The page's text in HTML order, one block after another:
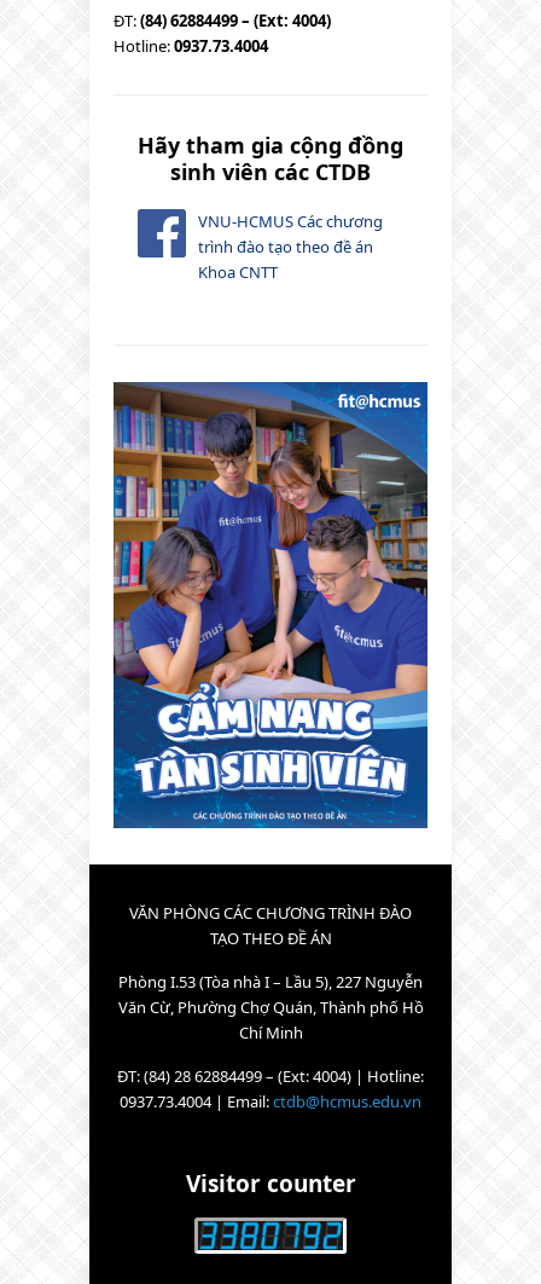
ĐT:(84) 62884499 – (Ext: 4004)
Hotline:0937.73.4004
Hãy tham gia cộng đồng
sinh viên các CTDB
VNU-HCMUS Các chương
trình đào tạo theo đề án
Khoa CNTT
VĂN PHÒNG CÁC CHƯƠNG TRÌNH ĐÀO
TẠO THEO ĐỀ ÁN
Phòng I.53 (Tòa nhà I – Lầu 5), 227 Nguyễn
Văn Cừ, Phường Chợ Quán, Thành phố Hồ
Chí Minh
ĐT: (84) 28 62884499 – (Ext: 4004) | Hotline:
0937.73.4004 | Email:ctdb@hcmus.edu.vn
Visitor counter